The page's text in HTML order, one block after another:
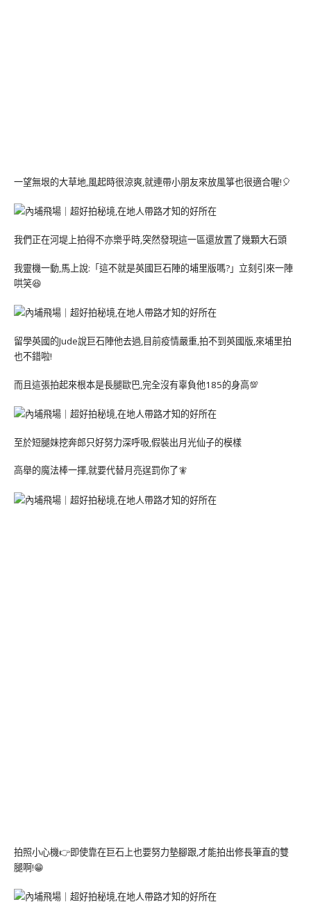
一望無垠的大草地,風起時很涼爽,就連帶小朋友來放風箏也很適合喔!🎈
我們正在河堤上拍得不亦樂乎時,突然發現這一區還放置了幾顆大石頭
我靈機一動,馬上說:「這不就是英國巨石陣的埔里版嗎?」立刻引來一陣
哄笑😆
留學英國的Jude說巨石陣他去過,目前疫情嚴重,拍不到英國版,來埔里拍
也不錯啦!
而且這張拍起來根本是長腿歐巴,完全沒有辜負他185的身高💯
至於短腿妹挖奔郎只好努力深呼吸,假裝出月光仙子的模樣
高舉的魔法棒一揮,就要代替月亮逞罰你了🧚
拍照小心機👉即使靠在巨石上也要努力墊腳跟,才能拍出修長筆直的雙
腿啊!😁